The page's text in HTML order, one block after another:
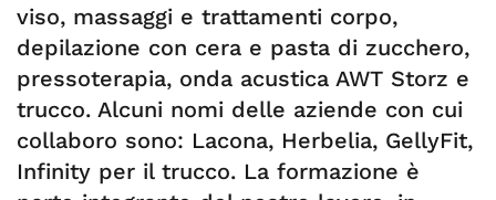
viso, massaggi e trattamenti corpo,
depilazione con cera e pasta di zucchero,
pressoterapia, onda acustica AWT Storz e
trucco. Alcuni nomi delle aziende con cui
collaboro sono: Lacona, Herbelia, GellyFit,
Infinity per il trucco. La formazione è